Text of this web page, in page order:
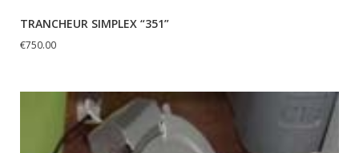
TRANCHEUR SIMPLEX “351”
€750.00